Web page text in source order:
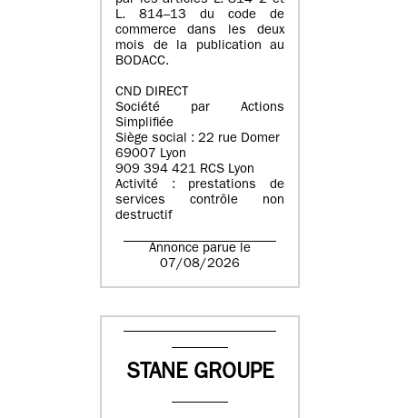
L. 814–13 du code de
commerce dans les deux
mois de la publication au
BODACC.
CND DIRECT
Société par Actions
Simplifiée
Siège social : 22 rue Domer
69007 Lyon
909 394 421 RCS Lyon
Activité : prestations de
services contrôle non
destructif
Annonce parue le
07/08/2026
STANE GROUPE